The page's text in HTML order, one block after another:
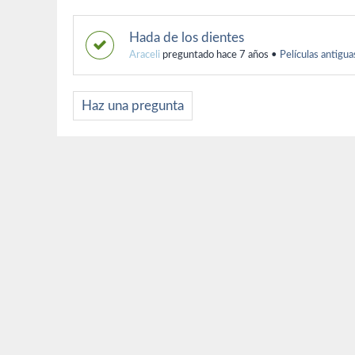
Hada de los dientes
Araceli preguntado hace 7 años • Películas
Haz una pregunta